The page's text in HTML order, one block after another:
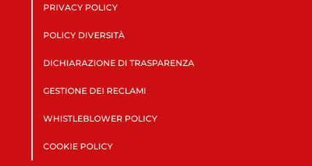
PRIVACY POLICY
POLICY DIVERSITÀ
DICHIARAZIONE DI TRASPARENZA
GESTIONE DEI RECLAMI
WHISTLEBLOWER POLICY
COOKIE POLICY